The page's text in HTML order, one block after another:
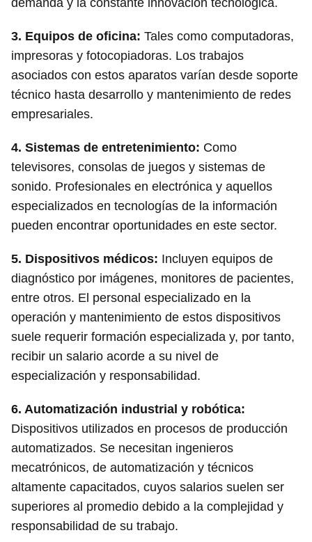
3. Equipos de oficina: Tales como computadoras,
impresoras y fotocopiadoras. Los trabajos
asociados con estos aparatos varían desde soporte
técnico hasta desarrollo y mantenimiento de redes
empresariales.
4. Sistemas de entretenimiento: Como
televisores, consolas de juegos y sistemas de
sonido. Profesionales en electrónica y aquellos
especializados en tecnologías de la información
pueden encontrar oportunidades en este sector.
5. Dispositivos médicos: Incluyen equipos de
diagnóstico por imágenes, monitores de pacientes,
entre otros. El personal especializado en la
operación y mantenimiento de estos dispositivos
suele requerir formación especializada y, por tanto,
recibir un salario acorde a su nivel de
especialización y responsabilidad.
6. Automatización industrial y robótica:
Dispositivos utilizados en procesos de producción
automatizados. Se necesitan ingenieros
mecatrónicos, de automatización y técnicos
altamente capacitados, cuyos salarios suelen ser
superiores al promedio debido a la complejidad y
responsabilidad de su trabajo.